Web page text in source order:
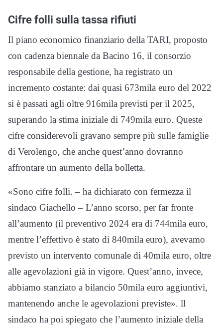
Cifre folli sulla tassa rifiuti
Il piano economico finanziario della TARI, proposto
con cadenza biennale da Bacino 16, il consorzio
responsabile della gestione, ha registrato un
incremento costante: dai quasi 673mila euro del 2022
si è passati agli oltre 916mila previsti per il 2025,
superando la stima iniziale di 749mila euro. Queste
cifre considerevoli gravano sempre più sulle famiglie
di Verolengo, che anche quest’anno dovranno
affrontare un aumento della bolletta.
«Sono cifre folli. – ha dichiarato con fermezza il
sindaco Giachello – L’anno scorso, per far fronte
all’aumento (il preventivo 2024 era di 744mila euro,
mentre l’effettivo è stato di 840mila euro), avevamo
previsto un intervento comunale di 40mila euro, oltre
alle agevolazioni già in vigore. Quest’anno, invece,
abbiamo stanziato a bilancio 50mila euro aggiuntivi,
mantenendo anche le agevolazioni previste». ll
sindaco ha poi spiegato che l’aumento iniziale della